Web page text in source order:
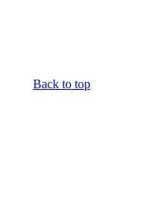
Back to top